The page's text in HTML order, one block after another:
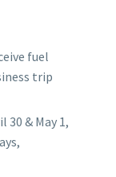
fuel
trip
& May 1,